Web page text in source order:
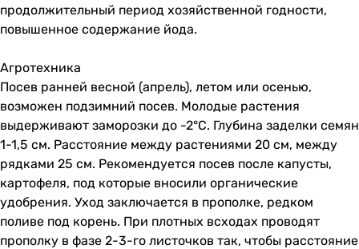
продолжительный период хозяйственной годности,
повышенное содержание йода.
Агротехника
Посев ранней весной (апрель), летом или осенью,
возможен подзимний посев. Молодые растения
выдерживают заморозки до -2°С. Глубина заделки семян
1-1,5 см. Расстояние между растениями 20 см, между
рядками 25 см. Рекомендуется посев после капусты,
картофеля, под которые вносили органические
удобрения. Уход заключается в прополке, редком
поливе под корень. При плотных всходах проводят
прополку в фазе 2-3-го листочков так, чтобы расстояние